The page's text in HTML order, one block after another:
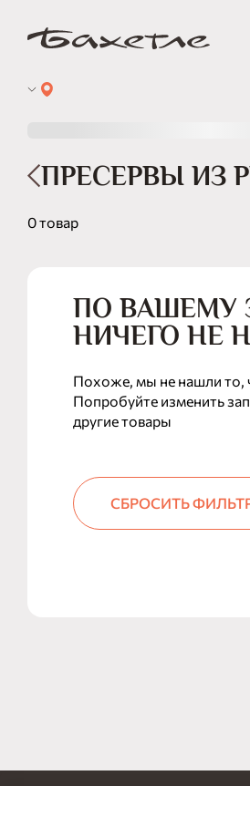
ПРЕСЕРВЫ ИЗ
0 товар
ПО ВАШЕМУ
НИЧЕГО НЕ
Похоже, мы не нашли то,
Попробуйте изменить
другие товары
СБРОСИТЬ